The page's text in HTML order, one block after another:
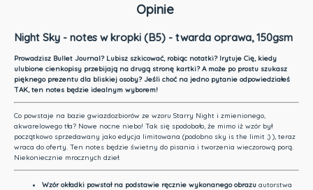
Opinie
Night Sky - notes w kropki (B5) - twarda oprawa, 150gsm
Prowadzisz Bullet Journal? Lubisz szkicować, robiąc notatki? Irytuje Cię, kiedy
ulubione cienkopisy przebijają na drugą stronę kartki? A może po prostu szukasz
pięknego prezentu dla bliskiej osoby? Jeśli choć na jedno pytanie odpowiedziałeś
TAK, ten notes będzie idealnym wyborem!
Co powstaje na bazie gwiazdozbiorów ze wzoru Starry Night i zmienionego,
akwarelowego tła? Nowe nocne niebo! Tak się spodobało, że mimo iż wzór był
początkowo sprzedawany jako edycja limitowana (podobno sky is the limit ;) ), teraz
wraca do oferty. Ten notes będzie świetny do pisania i tworzenia wieczorową porą.
Niekoniecznie mrocznych dzieł.
Wzór okładki powstał na podstawie ręcznie wykonanego obrazu autorstwa